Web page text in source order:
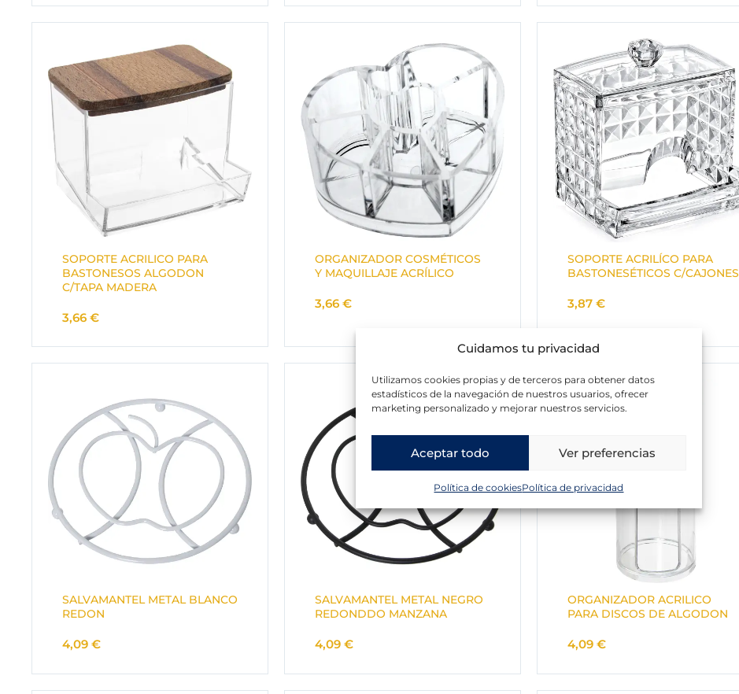
Cuidamos tu privacidad
Utilizamos cookies propias y de terceros para obtener datos
estadísticos de la navegación de nuestros usuarios, ofrecer
marketing personalizado y mejorar nuestros servicios.
Aceptar todo Ver preferencias
Política de cookiesPolítica de privacidad
SOPORTE ACRILICO PARA
BASTONESOS ALGODON
C/TAPA MADERA
3,66 €
ORGANIZADOR COSMÉTICOS
Y MAQUILLAJE ACRÍLICO
3,66 €
SOPORTE ACRILÍCO PARA
BASTONESÉTICOS C/CAJONES
3,87 €
SALVAMANTEL METAL BLANCO
REDON
4,09 €
SALVAMANTEL METAL NEGRO
REDONDDO MANZANA
4,09 €
ORGANIZADOR ACRILICO
PARA DISCOS DE ALGODON
4,09 €